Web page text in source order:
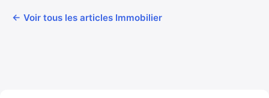
← Voir tous les articles Immobilier